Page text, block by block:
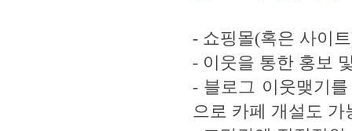
- 쇼핑몰(혹은 사이
- 이웃을 통한 홍보
- 블로그 이웃맺기
으로 카페 개설도 가